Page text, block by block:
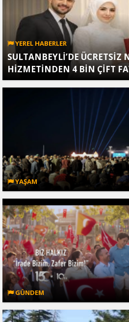
YEREL HABERLER
SULTANBEYLİ’DE ÜCRETSİZ
HİZMETİNDEN 4 BİN ÇİFT
YAŞAM
GÜNDEM